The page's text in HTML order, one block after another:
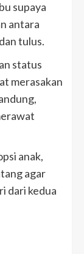
supaya
antara
tulus.
status
merasakan
anak,
agar
dari kedua